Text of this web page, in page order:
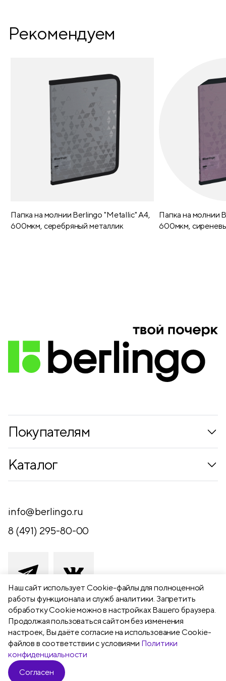
Наш сайт использует Сookie-файлы для полноценной
работы функционала и служб аналитики. Запретить
обработку Cookie можно в настройках Вашего браузера.
Продолжая пользоваться сайтом без изменения
настроек, Вы даёте согласие на использование Cookie-
файлов в соответствии с условиями Политики
конфиденциальности
Согласен
Рекомендуем
Папка на молнии Berlingo "Metallic" А4,
600мкм, серебряный металлик
Папка на молнии
600мкм,
Покупателям
Контакты
Обратная связь
Каталог
Письменные принадлежности
Канцелярские принадлежности
Чертежные принадлежности
Хобби и творчество
Презентационное оборудование
Школьный текстиль
Бумажная продукция
info@berlingo.ru
8 (491) 295-80-00
391111 Рязанская обл., Рыбновский р-
н,
г. Рыбное, ул. Берёзовая, 13а